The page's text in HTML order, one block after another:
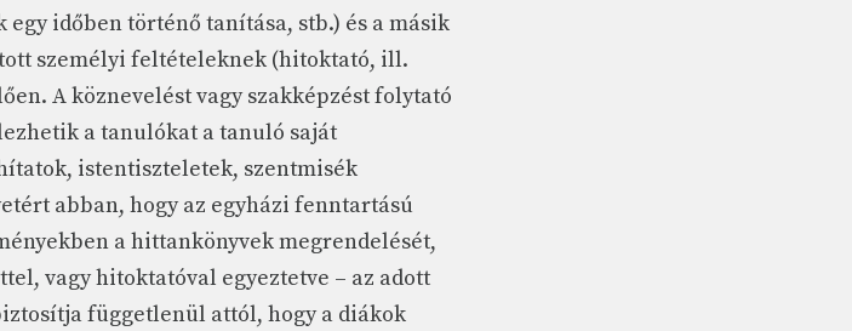
időben történő tanítása, stb.) és a másik
személyi feltételeknek (hitoktató, ill.
A köznevelést vagy szakképzést folytató
a tanulókat a tanuló saját
istentiszteletek, szentmisék
abban, hogy az egyházi fenntartású
a hittankönyvek megrendelését,
vagy hitoktatóval egyeztetve – az adott
függetlenül attól, hogy a diákok